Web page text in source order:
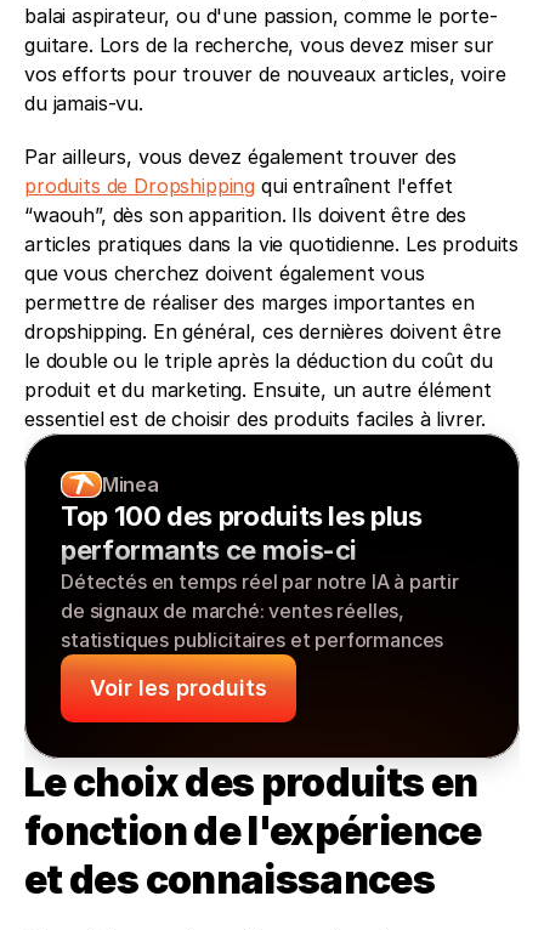
balai aspirateur, ou d'une passion, comme le porte-
guitare. Lors de la recherche, vous devez miser sur
vos efforts pour trouver de nouveaux articles, voire
du jamais-vu.
produits de Dropshipping qui entraînent l'effet
“waouh”, dès son apparition. Ils doivent être des
articles pratiques dans la vie quotidienne. Les produits
que vous cherchez doivent également vous
permettre de réaliser des marges importantes en
dropshipping. En général, ces dernières doivent être
le double ou le triple après la déduction du coût du
produit et du marketing. Ensuite, un autre élément
essentiel est de choisir des produits faciles à livrer.
Minea
Top 100 des produits les plus
performants ce mois-ci
Détectés en temps réel par notre IA à partir
de signaux de marché: ventes réelles,
statistiques publicitaires et performances
Voir les produits
Le choix des produits en
fonction de l'expérience
et des connaissances